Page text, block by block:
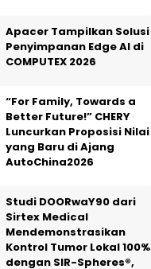
Apacer Tampilkan Solusi
Penyimpanan Edge AI di
COMPUTEX 2026
“For Family, Towards a
Better Future!” CHERY
Luncurkan Proposisi Nilai
yang Baru di Ajang
AutoChina2026
Studi DOORwaY90 dari
Sirtex Medical
Mendemonstrasikan
Kontrol Tumor Lokal 100%
dengan SIR-Spheres®,